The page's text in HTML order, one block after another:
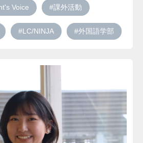
Voice #課外活動
#LC/NINJA #外国語学部